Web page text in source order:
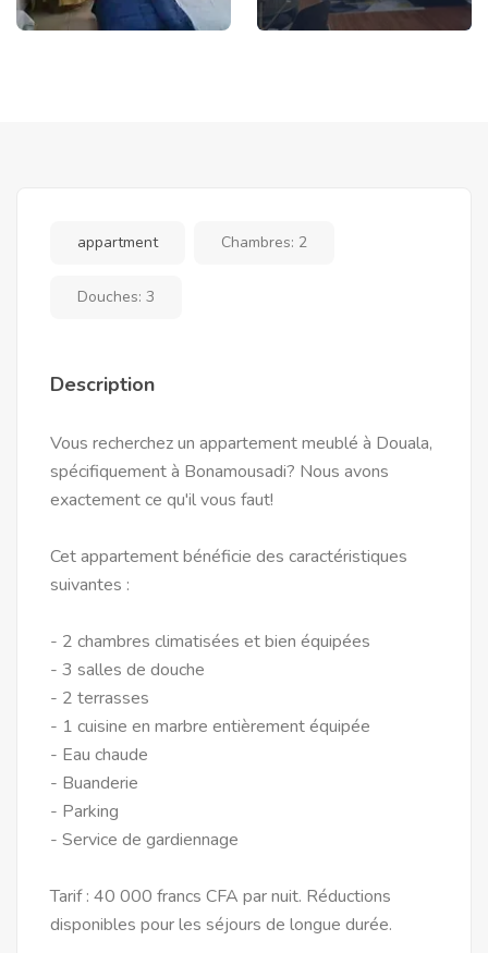
appartment Chambres: 2
Douches: 3
Description
Vous recherchez un appartement meublé à Douala,
spécifiquement à Bonamousadi? Nous avons
exactement ce qu'il vous faut!
Cet appartement bénéficie des caractéristiques
suivantes :
- 2 chambres climatisées et bien équipées
- 3 salles de douche
- 2 terrasses
- 1 cuisine en marbre entièrement équipée
- Eau chaude
- Buanderie
- Parking
- Service de gardiennage
Tarif : 40 000 francs CFA par nuit. Réductions
disponibles pour les séjours de longue durée.